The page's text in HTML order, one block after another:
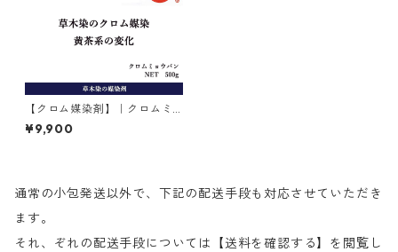
【クロム媒染剤】｜クロムミ
ョウバン｜500g
¥9,900
通常の小包発送以外で、下記の配送手段も対応させていただき
ます。
それ、ぞれの配送手段については【送料を確認する】を閲覧し